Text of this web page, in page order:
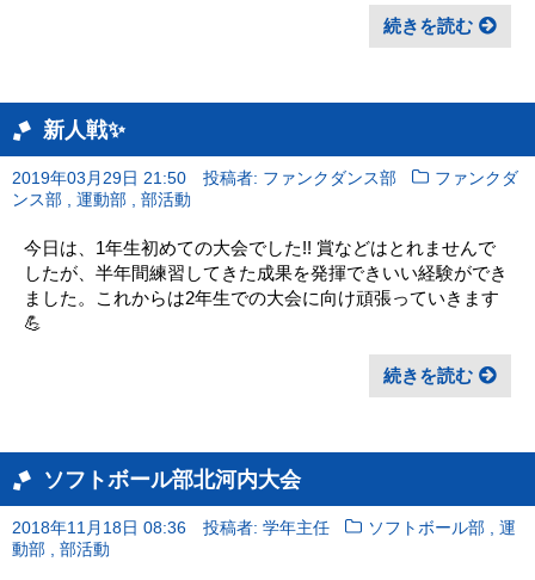
続きを読む
新人戦✨
2019年03月29日 21:50 投稿者: ファンクダンス部
ファンクダ
ンス部 , 運動部 , 部活動
今日は、1年生初めての大会でした!! 賞などはとれませんで
したが、半年間練習してきた成果を発揮できいい経験ができ
ました。これからは2年生での大会に向け頑張っていきます
💪
続きを読む
ソフトボール部北河内大会
2018年11月18日 08:36 投稿者: 学年主任 ソフトボール部 ,運
動部 , 部活動